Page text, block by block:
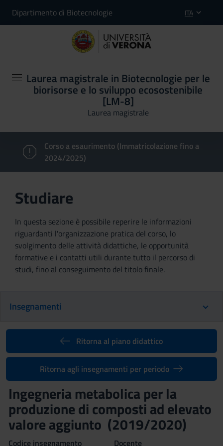
Dipartimento di Biotecnologie ITA
Laurea magistrale in Biotecnologie per le
biorisorse e lo sviluppo ecosostenibile
[LM-8]
Laurea magistrale
Corso a esaurimento (Immatricolazione fino a
2024/2025)
Studiare
In questa sezione è possibile reperire le informazioni
riguardanti l'organizzazione pratica del corso, lo
svolgimento delle attività didattiche, le opportunità
formative e i contatti utili durante tutto il percorso di
studi, fino al conseguimento del titolo finale.
Insegnamenti
Ritorna al piano didattico
Ritorna agli insegnamenti per periodo
Ingegneria metabolica per la
produzione di composti ad elevato
valore aggiunto (2019/2020)
Codice insegnamento
Docente